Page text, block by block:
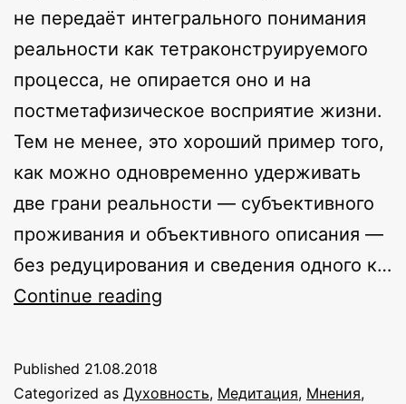
не передаёт интегрального понимания
реальности как тетраконструируемого
процесса, не опирается оно и на
постметафизическое восприятие жизни.
Тем не менее, это хороший пример того,
как можно одновременно удерживать
две грани реальности — субъективного
проживания и объективного описания —
без редуцирования и сведения одного к…
Continue reading
Published 21.08.2018
Categorized as Духовность, Медитация, Мнения,